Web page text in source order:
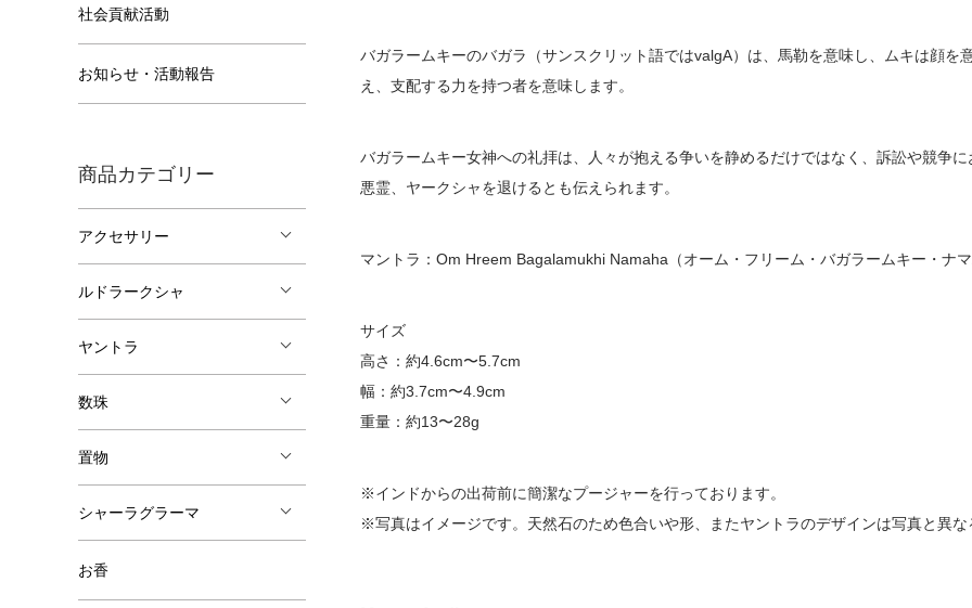
バガラームキーのバガラ（サンスクリット語ではvalgA）は、馬勒を意味し、ムキは顔を
え、支配する力を持つ者を意味します。
バガラームキー女神への礼拝は、人々が抱える争いを静めるだけではなく、訴訟や競争
悪霊、ヤークシャを退けるとも伝えられます。
マントラ：Om Hreem Bagalamukhi Namaha（オーム・フリーム・バガラームキー・ナマ
サイズ
高さ：約4.6cm〜5.7cm
幅：約3.7cm〜4.9cm
重量：約13〜28g
※インドからの出荷前に簡潔なプージャーを行っております。
※写真はイメージです。天然石のため色合いや形、またヤントラのデザインは写真と異な
社会貢献活動
お知らせ・活動報告
商品カテゴリー
アクセサリー
ルドラークシャ
ヤントラ
数珠
置物
シャーラグラーマ
お香